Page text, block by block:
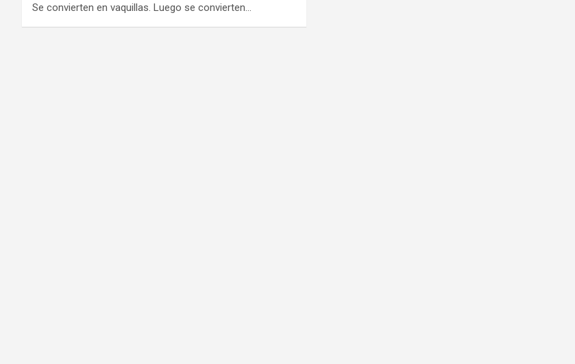
Se convierten en vaquillas. Luego se convierten…